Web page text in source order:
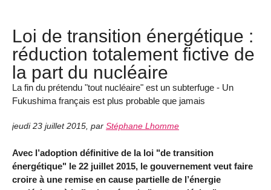
Loi de transition énergétique :
réduction totalement fictive de
la part du nucléaire
La fin du prétendu "tout nucléaire" est un subterfuge - Un
Fukushima français est plus probable que jamais
jeudi 23 juillet 2015 par Stéphane Lhomme
Avec l’adoption définitive de la loi "de transition
énergétique" le 22 juillet 2015, le gouvernement veut faire
croire à une remise en cause partielle de l’énergie